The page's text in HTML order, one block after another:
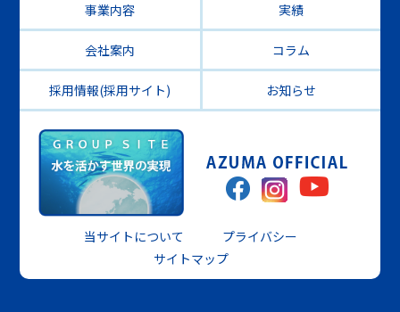
事業内容
実績
会社案内 コラム
採用情報(採用サイト) お知らせ
当サイトについて
プライバシー
サイトマップ